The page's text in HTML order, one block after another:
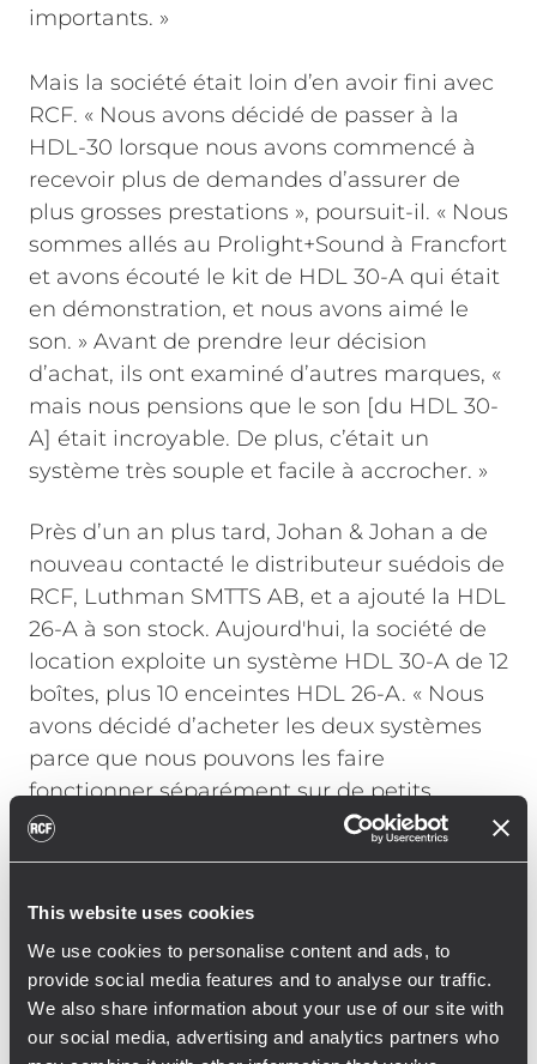
This website uses cookies
We use cookies to personalise content and ads, to
provide social media features and to analyse our traffic.
We also share information about your use of our site with
our social media, advertising and analytics partners who
importants. »
Mais la société était loin d’en avoir fini avec
RCF. « Nous avons décidé de passer à la
HDL-30 lorsque nous avons commencé à
recevoir plus de demandes d’assurer de
plus grosses prestations », poursuit-il. « Nous
sommes allés au Prolight+Sound à Francfort
et avons écouté le kit de HDL 30-A qui était
en démonstration, et nous avons aimé le
son. » Avant de prendre leur décision
d’achat, ils ont examiné d’autres marques, «
mais nous pensions que le son [du HDL 30-
A] était incroyable. De plus, c’était un
système très souple et facile à accrocher. »
Près d’un an plus tard, Johan & Johan a de
nouveau contacté le distributeur suédois de
RCF, Luthman SMTTS AB, et a ajouté la HDL
26-A à son stock. Aujourd'hui, la société de
location exploite un système HDL 30-A de 12
boîtes, plus 10 enceintes HDL 26-A. « Nous
avons décidé d’acheter les deux systèmes
parce que nous pouvons les faire
fonctionner séparément sur de petits
événements ou les combiner sur des
événements de plus grande importance. »
Parmi les événements les plus importants
sur lesquels la plate-forme a été déployée
figure le festival annuel Killebom, le festival
de la ville de Sölvesborg.